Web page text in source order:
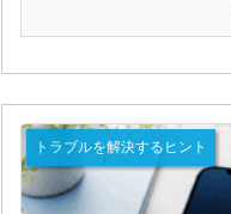
トラブルを解決するヒント